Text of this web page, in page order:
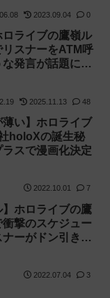
2023.09.04 0
ロライブの鷹嶺ル
スナーをATM呼
発言が話題に
2025.11.13 48
薄い】ホロライブ
holoXの誕生秘
スで漫画化決定
2022.10.01 7
】ホロライブの鷹
撃のスケジュー
ーがドン引きし
2022.07.04 3